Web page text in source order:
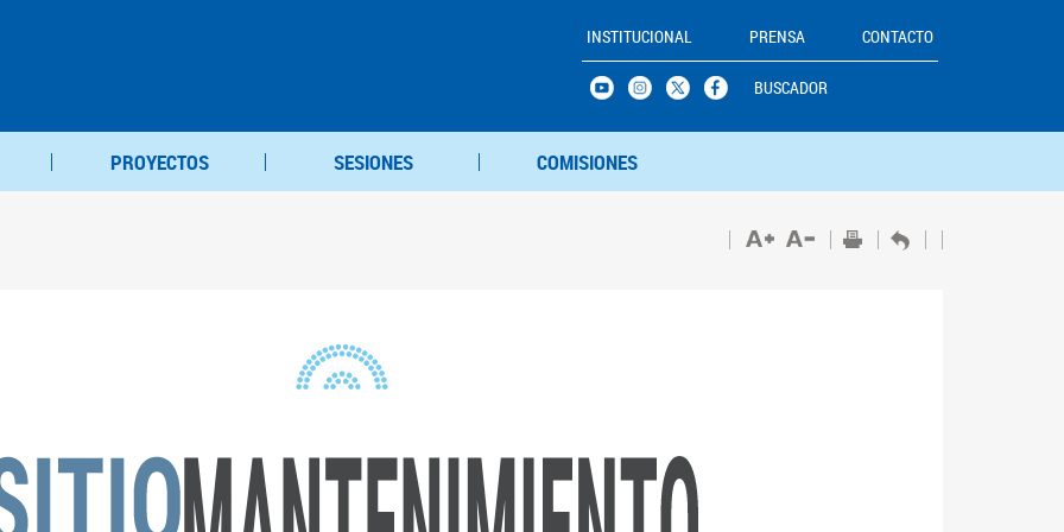
INSTITUCIONAL PRENSA CONTACTO
BUSCADOR
PROYECTOS SESIONES COMISIONES